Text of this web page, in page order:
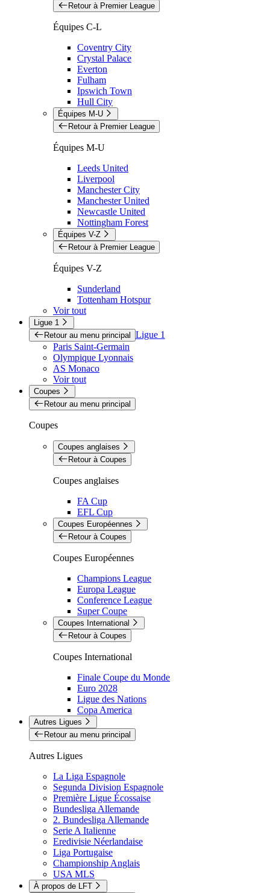
Retour à Premier League
Équipes C-L
Coventry City
Crystal Palace
Everton
Fulham
Ipswich Town
Hull City
Équipes M-U
Retour à Premier League
Équipes M-U
Leeds United
Liverpool
Manchester City
Manchester United
Newcastle United
Nottingham Forest
Équipes V-Z
Retour à Premier League
Équipes V-Z
Sunderland
Tottenham Hotspur
Voir tout
Ligue 1
Retour au menu principal Ligue 1
Paris Saint-Germain
Olympique Lyonnais
AS Monaco
Voir tout
Coupes
Retour au menu principal
Coupes
Coupes anglaises
Retour à Coupes
Coupes anglaises
FA Cup
EFL Cup
Coupes Européennes
Retour à Coupes
Coupes Européennes
Champions League
Europa League
Conference League
Super Coupe
Coupes International
Retour à Coupes
Coupes International
Finale Coupe du Monde
Euro 2028
Ligue des Nations
Copa America
Autres Ligues
Retour au menu principal
Autres Ligues
La Liga Espagnole
Segunda Division Espagnole
Première Ligue Écossaise
Bundesliga Allemande
2. Bundesliga Allemande
Serie A Italienne
Eredivisie Néerlandaise
Liga Portugaise
Championship Anglais
USA MLS
À propos de LFT